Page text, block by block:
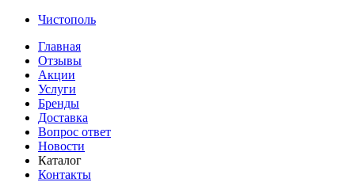
Чистополь
Главная
Отзывы
Акции
Услуги
Бренды
Доставка
Вопрос ответ
Новости
Каталог
Контакты